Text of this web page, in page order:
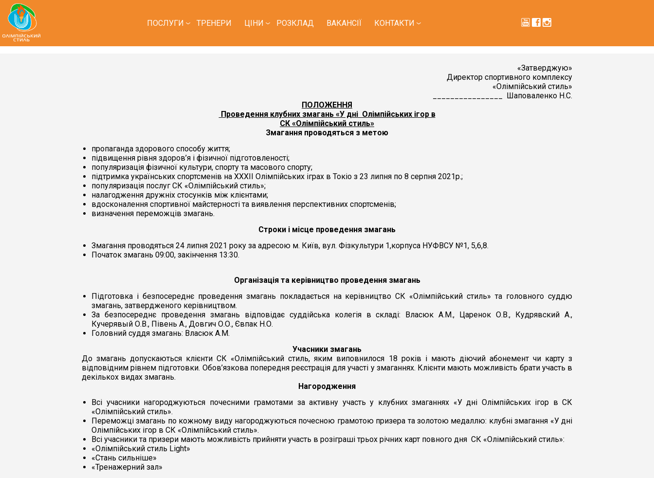
ПОСЛУГИ ТРЕНЕРИ ЦІНИ РОЗКЛАД ВАКАНСІЇ КОНТАКТИ
«Затверджую»
Директор спортивного комплексу
«Олімпійський стиль»
________________ Шаповаленко Н.С.
ПОЛОЖЕННЯ
Проведення клубних змагань «У дні Олімпійських ігор в
СК «Олімпійський стиль»
Змагання проводяться з метою
пропаганда здорового способу життя;
підвищення рівня здоров’я і фізичної підготовленості;
популяризація фізичної культури, спорту та масового спорту;
підтримка українських спортсменів на ХХХІІ Олімпійських іграх в Токіо з 23 липня по 8 серпня 2021р.;
популяризація послуг СК «Олімпійський стиль»;
налагодження дружніх стосунків між клієнтами;
вдосконалення спортивної майстерності та виявлення перспективних спортсменів;
визначення переможців змагань.
Строки і місце проведення змагань
Змагання проводяться 24 липня 2021 року за адресою м. Київ, вул. Фізкультури 1,корпуса НУФВСУ №1, 5,6,8.
Початок змагань 09:00, закінчення 13:30.
Організація та керівництво проведення змагань
Підготовка і безпосереднє проведення змагань покладається на керівництво СК «Олімпійський стиль» та головного суддю
змагань, затвердженого керівництвом.
За безпосереднє проведення змагань відповідає суддійська колегія в складі: Власюк А.М., Царенок О.В., Кудрявский А.,
Кучерявый О.В., Півень А., Довгич О.О., Євпак Н.О.
Головний суддя змагань: Власюк А.М.
Учасники змагань
До змагань допускаються клієнти СК «Олімпійський стиль, яким виповнилося 18 років і мають діючий абонемент чи карту з
відповідним рівнем підготовки. Обов’язкова попередня реєстрація для участі у змаганнях. Клієнти мають можливість брати участь в
декількох видах змагань.
Нагородження
Всі учасники нагороджуються почесними грамотами за активну участь у клубних змаганнях «У дні Олімпійських ігор в СК
«Олімпійський стиль».
Переможці змагань по кожному виду нагороджуються почесною грамотою призера та золотою медаллю: клубні змагання «У дні
Олімпійських ігор в СК «Олімпійський стиль».
Всі учасники та призери мають можливість прийняти участь в розіграші трьох річних карт повного дня СК «Олімпійський стиль»:
«Олімпійський стиль Light»
«Стань сильніше»
«Тренажерний зал»